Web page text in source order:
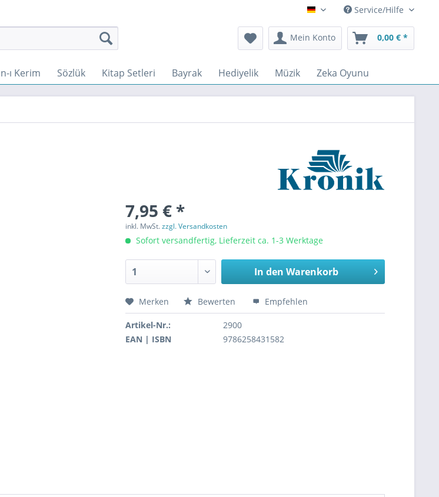
Deutsch Service/Hilfe
Mein Konto 0,00 € *
ı Kerim Sözlük Kitap Setleri Bayrak Hediyelik Müzik Zeka Oyunu
7,95 € *
inkl. MwSt.zzgl. Versandkosten
Sofort versandfertig, Lieferzeit ca. 1-3 Werktage
In den Warenkorb
Merken Bewerten Empfehlen
Artikel-Nr.:
2900
EAN | ISBN
9786258431582